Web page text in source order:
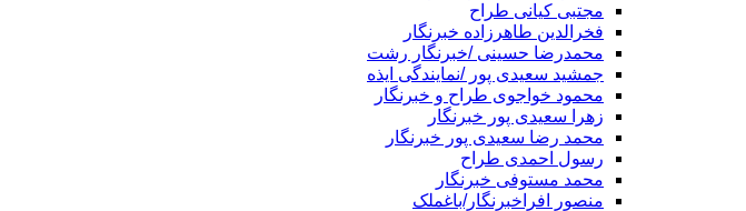
مجتبی کیانی طراح
فخرالدین طاهرزاده خبرنگار
محمدرضا حسینی /خبرنگار رشت
جمشید سعیدی پور /نمایندگی ایذه
محمود خواجوی طراح و خبرنگار
زهرا سعیدی پور خبرنگار
محمد رضا سعیدی پور خبرنگار
رسول احمدی طراح
محمد مستوفی خبرنگار
منصور افراخبرنگار/باغملک